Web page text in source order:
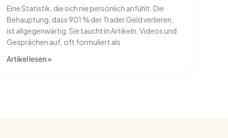
Eine Statistik, die sich nie persönlich anfühlt. Die
Behauptung, dass 901 % der Trader Geld verlieren,
ist allgegenwärtig. Sie taucht in Artikeln, Videos und
Gesprächen auf, oft formuliert als
Artikel lesen​ »